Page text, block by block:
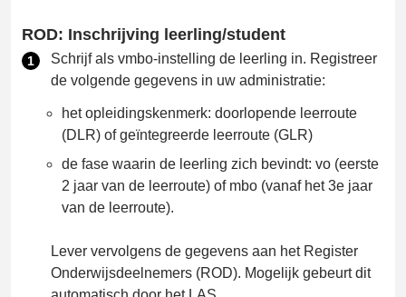
ROD: Inschrijving leerling/student
Schrijf als vmbo-instelling de leerling in. Registreer
de volgende gegevens in uw administratie:
het opleidingskenmerk: doorlopende leerroute
(DLR) of geïntegreerde leerroute (GLR)
de fase waarin de leerling zich bevindt: vo (eerste
2 jaar van de leerroute) of mbo (vanaf het 3e jaar
van de leerroute).
Lever vervolgens de gegevens aan het Register
Onderwijsdeelnemers (ROD). Mogelijk gebeurt dit